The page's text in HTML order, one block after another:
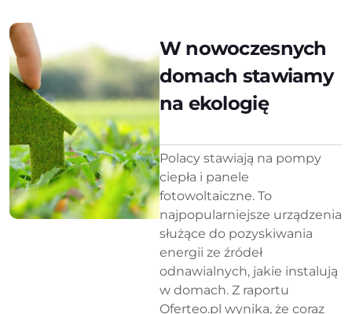
W nowoczesnych
domach stawiamy
na ekologię
Polacy stawiają na pompy
ciepła i panele
fotowoltaiczne. To
najpopularniejsze urządzenia
służące do pozyskiwania
energii ze źródeł
odnawialnych, jakie instalują
w domach. Z raportu
Oferteo.pl wynika, że coraz